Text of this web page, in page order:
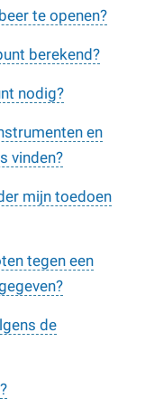
te openen?
berekend?
nodig?
en
vinden?
mijn toedoen
tegen een
de